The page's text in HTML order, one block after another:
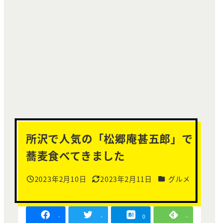
所沢で人気の「松郷庵甚五郎」で
蕎麦食べてきました
投稿日
2023年2月10日
更新日
2023年2月11日 カテゴリー
グルメ
- - 0 -